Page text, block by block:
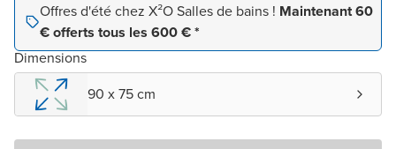
Offres d'été chez X²O Salles de bains ! Maintenant 60
€ offerts tous les 600 € *
Dimensions
90 x 75 cm